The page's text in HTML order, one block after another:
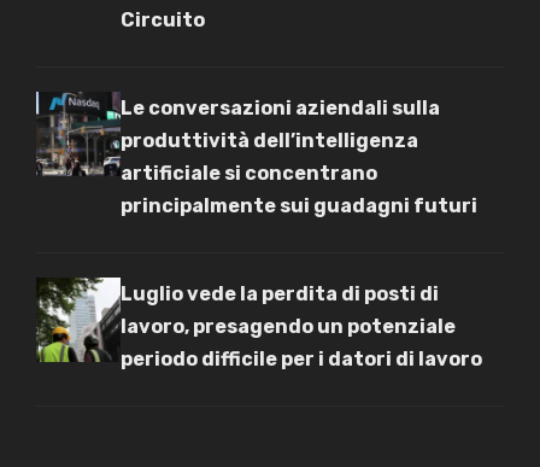
Circuito
Le conversazioni aziendali sulla
produttività dell’intelligenza
artificiale si concentrano
principalmente sui guadagni futuri
Luglio vede la perdita di posti di
lavoro, presagendo un potenziale
periodo difficile per i datori di lavoro